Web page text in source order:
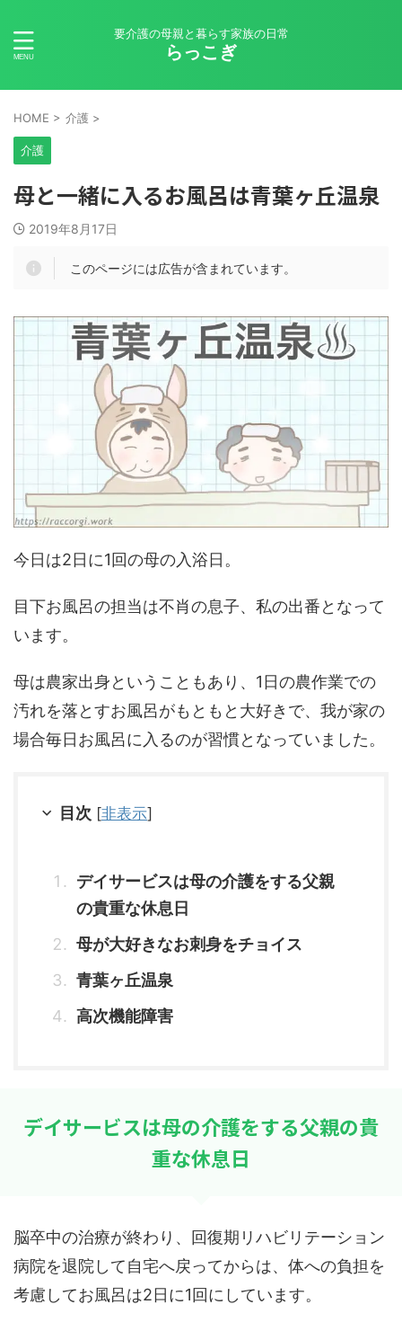
要介護の母親と暮らす家族の日常
らっこぎ
HOME > 介護 >
介護
母と一緒に入るお風呂は青葉ヶ丘温泉
2019年8月17日
このページには広告が含まれています。
今日は2日に1回の母の入浴日。
目下お風呂の担当は不肖の息子、私の出番となって
います。
母は農家出身ということもあり、1日の農作業での
汚れを落とすお風呂がもともと大好きで、我が家の
場合毎日お風呂に入るのが習慣となっていました。
目次 [非表示]
デイサービスは母の介護をする父親
の貴重な休息日
母が大好きなお刺身をチョイス
青葉ヶ丘温泉
高次機能障害
デイサービスは母の介護をする父親の貴
重な休息日
脳卒中の治療が終わり、回復期リハビリテーション
病院を退院して自宅へ戻ってからは、体への負担を
考慮してお風呂は2日に1回にしています。